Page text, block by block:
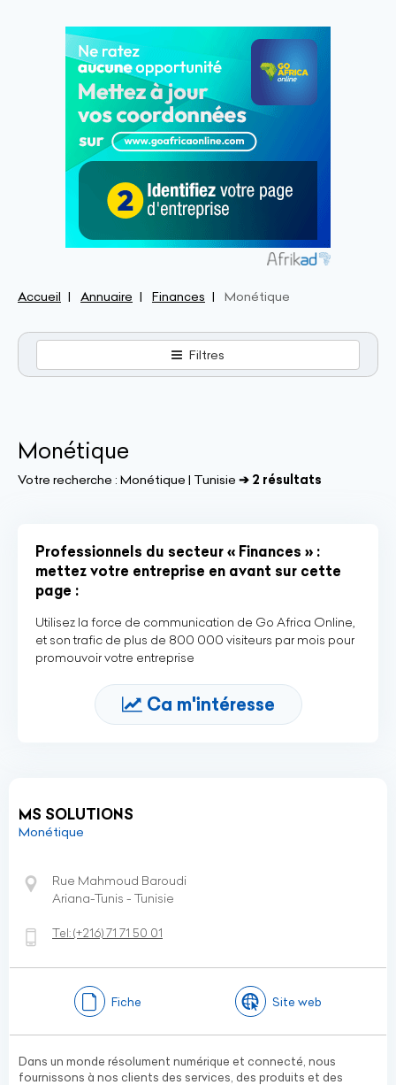
Accueil Annuaire Finances Monétique
Filtres
Monétique
Votre recherche : Monétique | Tunisie ➔ 2 résultats
Professionnels du secteur « Finances » :
mettez votre entreprise en avant sur cette
page :
Utilisez la force de communication de Go Africa Online,
et son trafic de plus de 800 000 visiteurs par mois pour
promouvoir votre entreprise
Ca m'intéresse
MS SOLUTIONS
Monétique
Rue Mahmoud Baroudi
Ariana-Tunis - Tunisie
Tel:(+216)71 71 50 01
Fiche Site web
Dans un monde résolument numérique et connecté, nous
fournissons à nos clients des services, des produits et des